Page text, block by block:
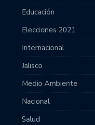
Educación
Elecciones 2021
Internacional
Jalisco
Medio Ambiente
Nacional
Salud